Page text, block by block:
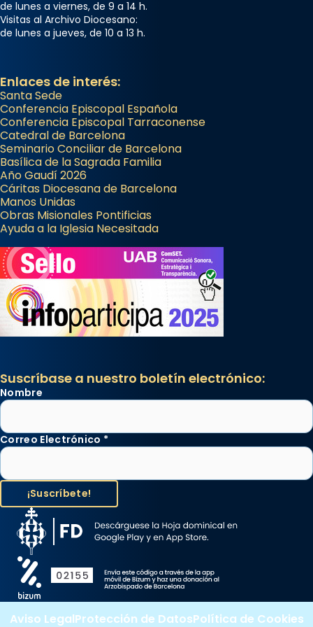
Memòria de les santes Juliana i
Semproniana, verges i màrtirs.
que les santes Juliana (“relatiu a Júlia”) i
Semproniana (“relatiu a Semprònia =
eterna”) són deixebles seves. I l’any 1667, el
frare Joan Gaspar Roig, afirma en una obra
que les santes són filles de l’antiga Iluro.
Mataró en reivindicarà les relíq
...Ver más
Foto
View on Facebook · Share
de lunes a viernes, de 9 a 14 h.
Visitas al Archivo Diocesano:
de lunes a jueves, de 10 a 13 h.
Enlaces de interés:
Santa Sede
Conferencia Episcopal Española
Conferencia Episcopal Tarraconense
Catedral de Barcelona
Seminario Conciliar de Barcelona
Basílica de la Sagrada Familia
Año Gaudí 2026
Cáritas Diocesana de Barcelona
Manos Unidas
Obras Misionales Pontificias
Ayuda a la Iglesia Necesitada
Suscríbase a nuestro boletín electrónico:
Nombre
Correo Electrónico *
Aviso LegalProtección de DatosPolítica de Cookies